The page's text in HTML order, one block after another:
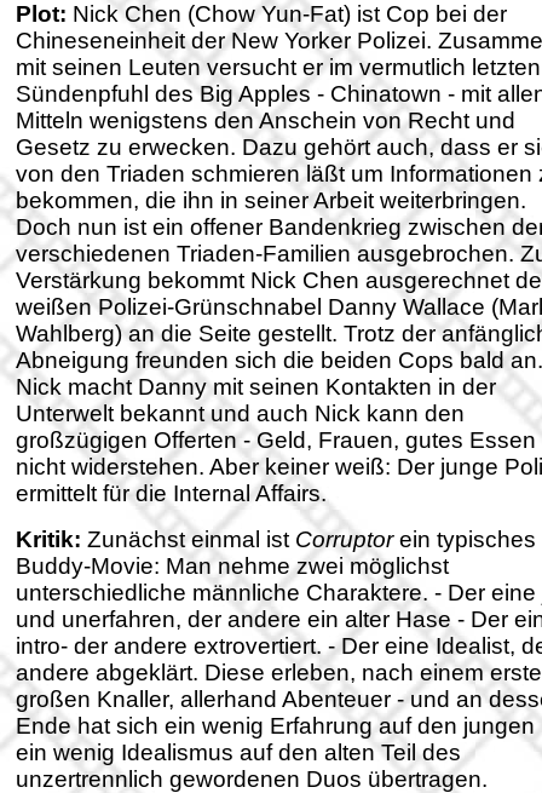
Plot: Nick Chen (Chow Yun-Fat) ist Cop bei der
Chineseneinheit der New Yorker Polizei.
mit seinen Leuten versucht er im vermutlich letzten
Sündenpfuhl des Big Apples - Chinatown - mit
Mitteln wenigstens den Anschein von Recht und
Gesetz zu erwecken. Dazu gehört auch, dass er
von den Triaden schmieren läßt um Informationen
bekommen, die ihn in seiner Arbeit weiterbringen.
Doch nun ist ein offener Bandenkrieg zwischen
verschiedenen Triaden-Familien ausgebrochen.
Verstärkung bekommt Nick Chen ausgerechnet
weißen Polizei-Grünschnabel Danny Wallace
Wahlberg) an die Seite gestellt. Trotz der
Abneigung freunden sich die beiden Cops bald an.
Nick macht Danny mit seinen Kontakten in der
Unterwelt bekannt und auch Nick kann den
großzügigen Offerten - Geld, Frauen, gutes Essen
nicht widerstehen. Aber keiner weiß: Der junge
ermittelt für die Internal Affairs.
Kritik: Zunächst einmal ist Corruptorein typisches
Buddy-Movie: Man nehme zwei möglichst
unterschiedliche männliche Charaktere. - Der eine
und unerfahren, der andere ein alter Hase - Der
intro- der andere extrovertiert. - Der eine Idealist,
andere abgeklärt. Diese erleben, nach einem
großen Knaller, allerhand Abenteuer - und an
Ende hat sich ein wenig Erfahrung auf den jungen
ein wenig Idealismus auf den alten Teil des
unzertrennlich gewordenen Duos übertragen.